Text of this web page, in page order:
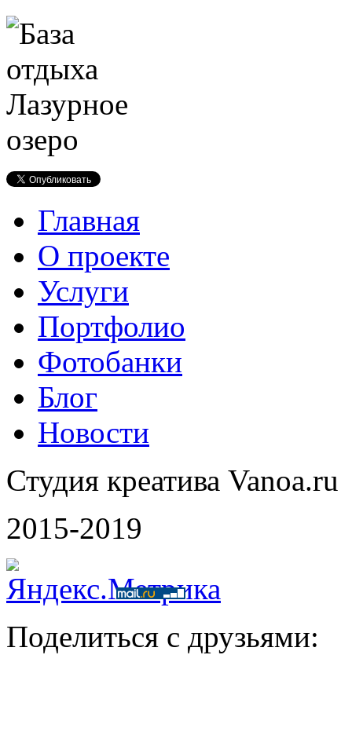
Главная
О проекте
Услуги
Портфолио
Фотобанки
Блог
Новости
Студия креатива Vanoa.ru
2015-2019
Поделиться с друзьями: